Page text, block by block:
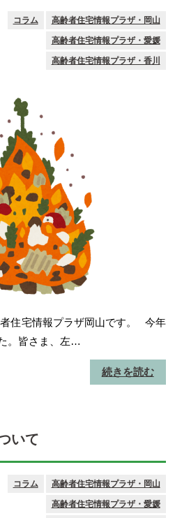
コラム 高齢者住宅情報プラザ・岡山
高齢者住宅情報プラザ・愛媛
高齢者住宅情報プラザ・香川
住宅情報プラザ岡山です。 今年
。皆さま、左…
続きを読む
いて
コラム 高齢者住宅情報プラザ・岡山
高齢者住宅情報プラザ・愛媛